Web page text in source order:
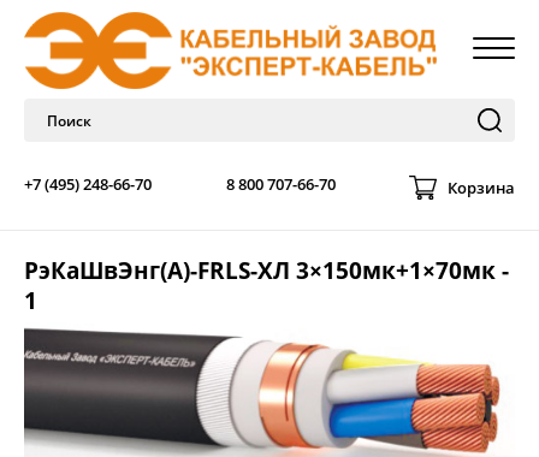
+7 (495) 248-66-70 8 800 707-66-70 Корзина
РэКаШвЭнг(А)-FRLS-ХЛ 3×150мк+1×70мк -
1